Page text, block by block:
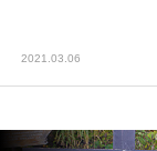
2021.03.06